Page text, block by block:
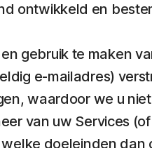
ontwikkeld en
gebruik te maken
e-mailadres)
waardoor we u
van uw Services
doeleinden dan